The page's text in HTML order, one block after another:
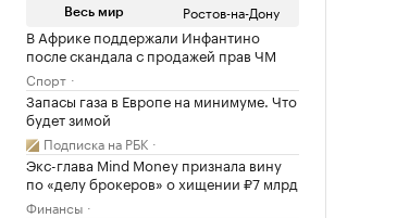
Весь мир Ростов-на-Дону
В Африке поддержали Инфантино
после скандала с продажей прав ЧМ
Спорт
Запасы газа в Европе на минимуме. Что
будет зимой
Подписка на РБК
Экс-глава Mind Money признала вину
по «делу брокеров» о хищении ₽7 млрд
Финансы